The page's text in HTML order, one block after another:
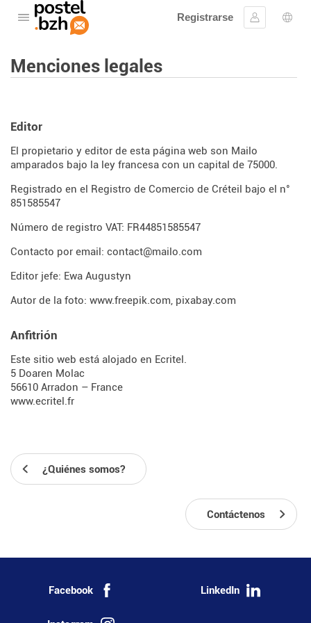
Abre el menú
Registrarse
Ingresar
Menciones legales
Editor
El propietario y editor de esta página web son Mailo
amparados bajo la ley francesa con un capital de 75000.
Registrado en el Registro de Comercio de Créteil bajo el n°
851585547
Número de registro VAT: FR44851585547
Contacto por email: contact@mailo.com
Editor jefe: Ewa Augustyn
Autor de la foto: www.freepik.com, pixabay.com
Anfitrión
Este sitio web está alojado en Ecritel.
5 Doaren Molac
56610 Arradon – France
www.ecritel.fr
¿Quiénes somos?
Contáctenos
Facebook LinkedIn